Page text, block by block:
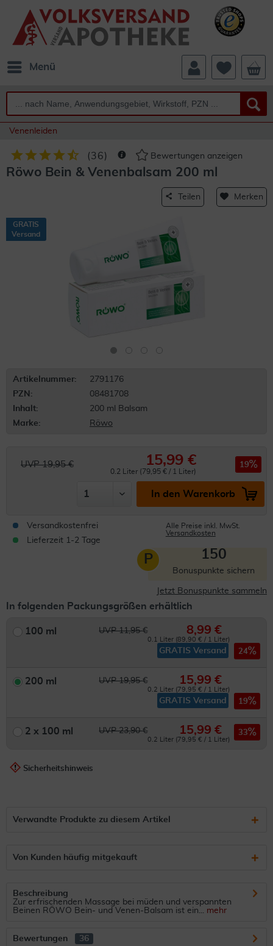
Menü
Venenleiden
(36) Bewertungen anzeigen
Röwo Bein & Venenbalsam 200 ml
Teilen Merken
GRATIS
Versand
Artikelnummer:
2791176
PZN:
08481708
Inhalt:
200 ml Balsam
Marke:
Röwo
UVP 19,95 € 15,99 €
0.2 Liter (79,95 € / 1 Liter)
19
In den Warenkorb
Versandkostenfrei
Lieferzeit 1-2 Tage
Alle Preise inkl. MwSt.
Versandkosten
P 150
Bonuspunkte sichern
Jetzt Bonuspunkte sammeln
In folgenden Packungsgrößen erhältlich
100 ml UVP 11,95 € 8,99 €
0.1 Liter (89,90 € / 1 Liter)
GRATIS Versand 24
200 ml UVP 19,95 € 15,99 €
0.2 Liter (79,95 € / 1 Liter)
GRATIS Versand 19
2 x 100 ml UVP 23,90 € 15,99 €
0.2 Liter (79,95 € / 1 Liter)
33
Sicherheitshinweis
Verwandte Produkte zu diesem Artikel
Von Kunden häufig mitgekauft
Beschreibung
Zur erfrischenden Massage bei müden und verspannten
Beinen RÖWO Bein- und Venen-Balsam ist ein... mehr
Bewertungen 36